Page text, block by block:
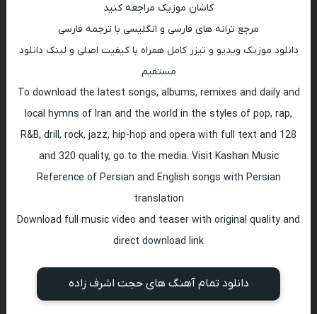
کاشان موزیک مراجعه کنید
مرجع ترانه های فارسی و انگلیسی با ترجمه فارسی
دانلود موزیک ویدیو و تیزر کامل همراه با کیفیت اصلی و لینک دانلود
مستقیم
To download the latest songs, albums, remixes and daily and
local hymns of Iran and the world in the styles of pop, rap,
R&B, drill, rock, jazz, hip-hop and opera with full text and 128
and 320 quality, go to the media. Visit Kashan Music
Reference of Persian and English songs with Persian
translation
Download full music video and teaser with original quality and
direct download link
دانلود تمام آهنگ های حجت اشرف زاده